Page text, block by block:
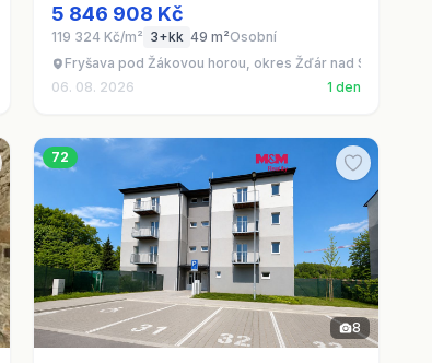
5 846 908 Kč
119 324 Kč/m² 3+kk 49 m²Osobní
Fryšava pod Žákovou horou, okres Žďár nad Sázavou
06. 08. 2026
1 den
72
8